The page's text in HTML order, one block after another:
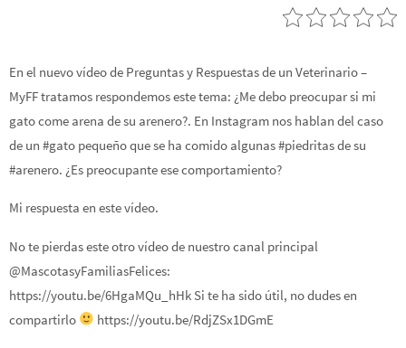
En el nuevo vídeo de Preguntas y Respuestas de un Veterinario –
MyFF tratamos respondemos este tema: ¿Me debo preocupar si mi
gato come arena de su arenero?. En Instagram nos hablan del caso
de un #gato pequeño que se ha comido algunas #piedritas de su
#arenero. ¿Es preocupante ese comportamiento?
Mi respuesta en este vídeo.
No te pierdas este otro vídeo de nuestro canal principal
@MascotasyFamiliasFelices:
https://youtu.be/6HgaMQu_hHk Si te ha sido útil, no dudes en
compartirlo
https://youtu.be/RdjZSx1DGmE